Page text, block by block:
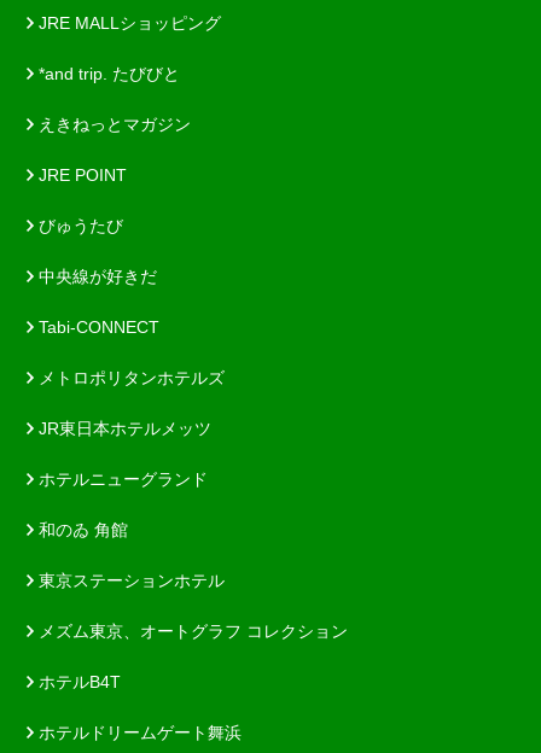
JRE MALLショッピング
*and trip. たびびと
えきねっとマガジン
JRE POINT
びゅうたび
中央線が好きだ
Tabi-CONNECT
メトロポリタンホテルズ
JR東日本ホテルメッツ
ホテルニューグランド
和のゐ 角館
東京ステーションホテル
メズム東京、オートグラフ コレクション
ホテルB4T
ホテルドリームゲート舞浜